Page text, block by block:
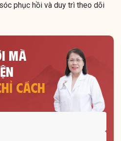
phục hồi và duy trì theo dõi
MÀ
CÁCH